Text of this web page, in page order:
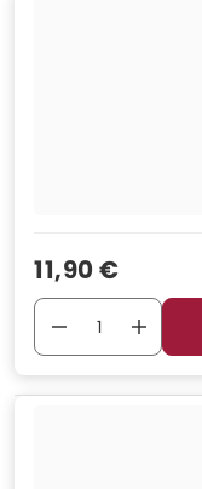
Verkaufspreis
11,90 €